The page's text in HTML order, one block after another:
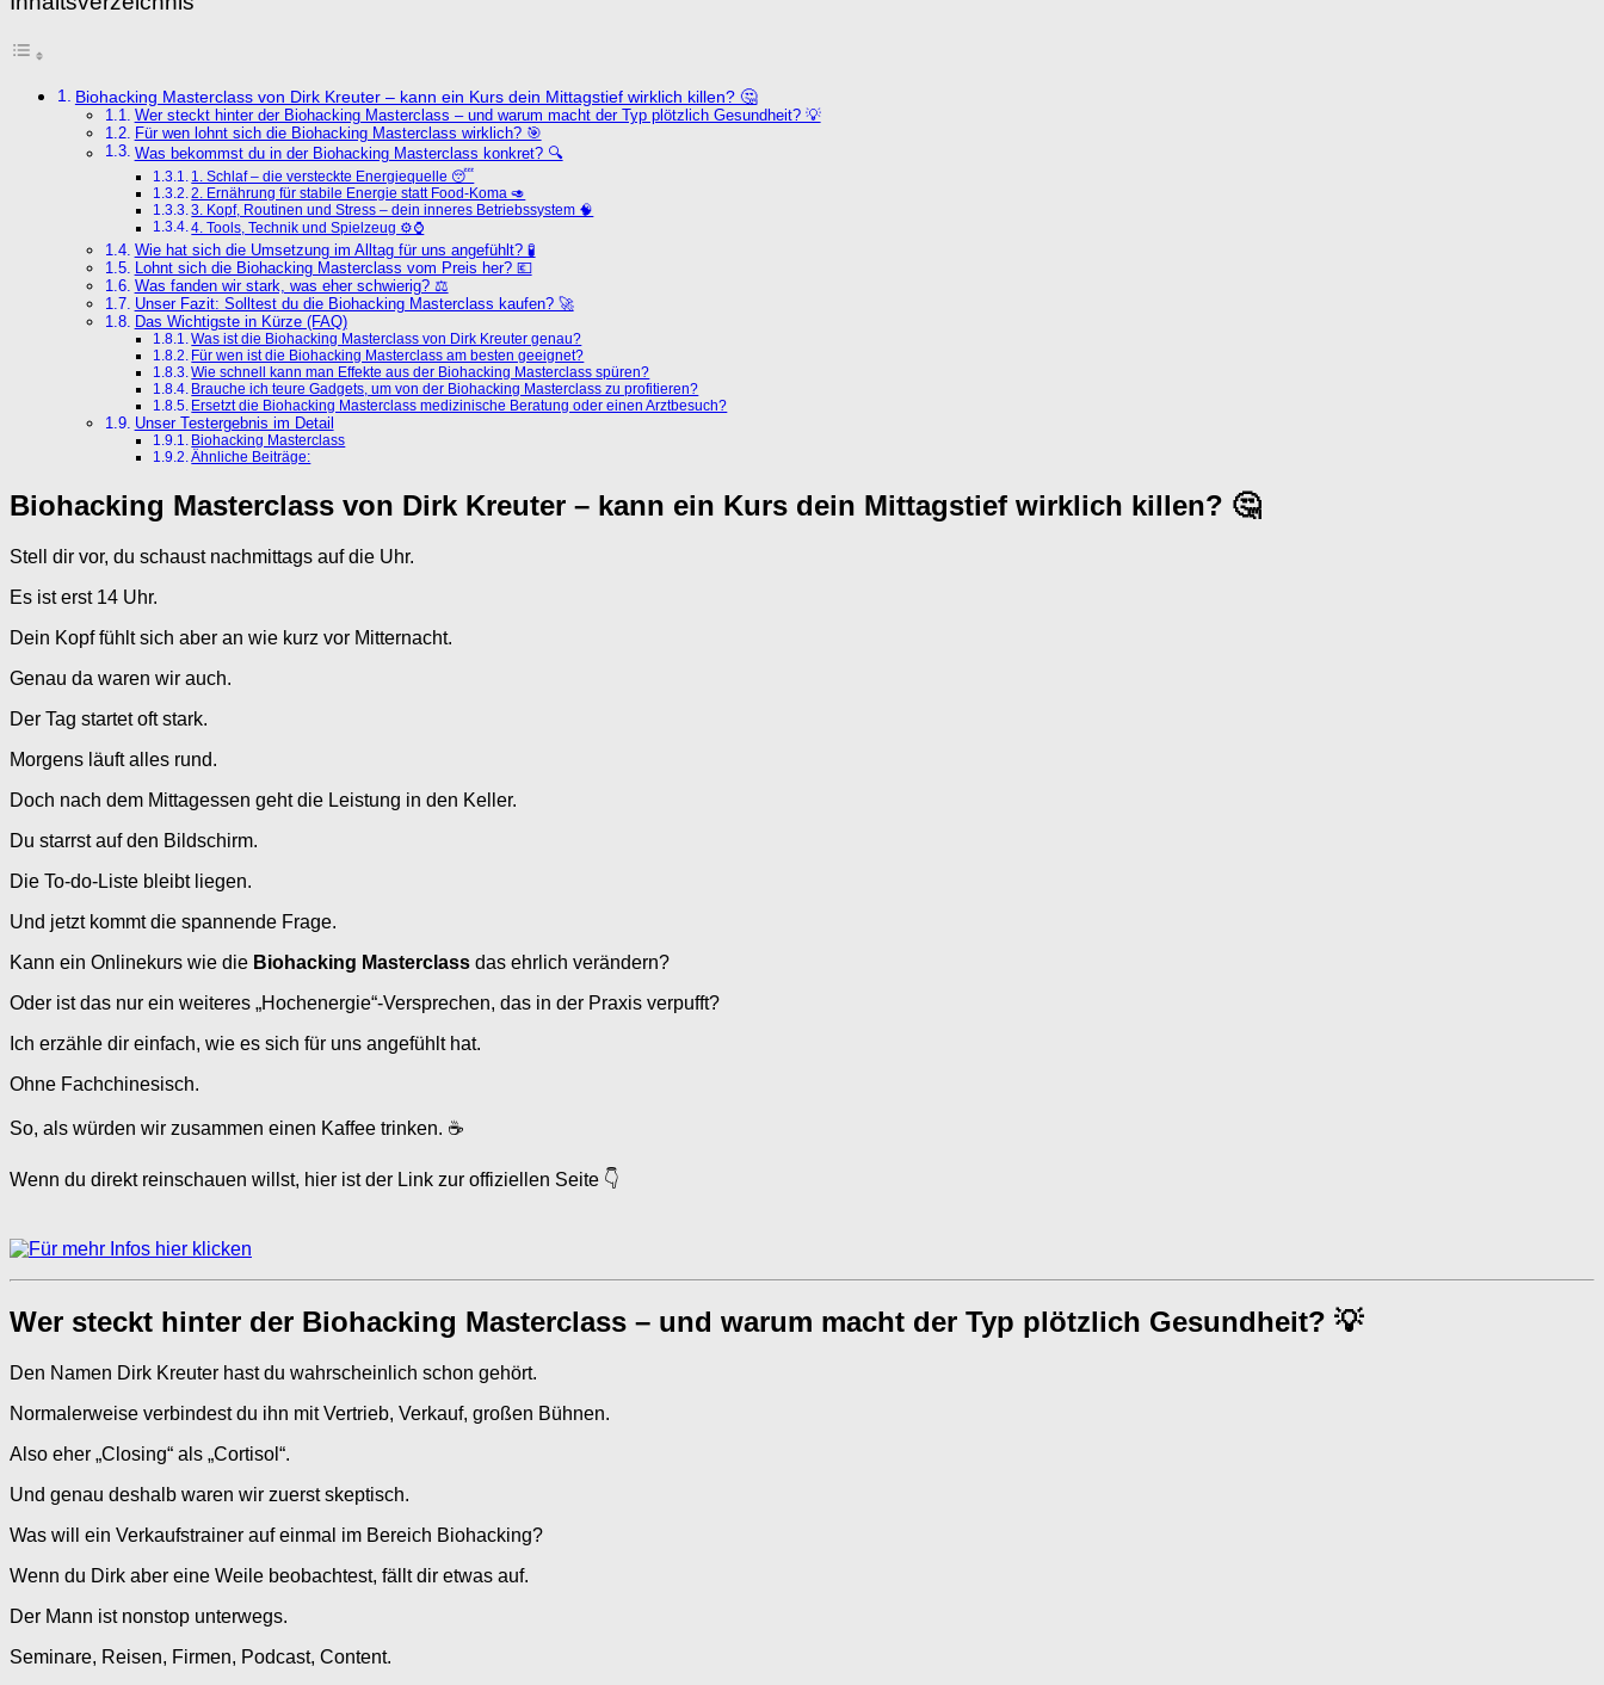
Biohacking Masterclass von Dirk Kreuter – kann ein Kurs dein Mittagstief wirklich killen? 🤔
Wer steckt hinter der Biohacking Masterclass – und warum macht der Typ plötzlich Gesundheit? 💡
Für wen lohnt sich die Biohacking Masterclass wirklich? 🎯
Was bekommst du in der Biohacking Masterclass konkret? 🔍
1. Schlaf – die versteckte Energiequelle 😴
2. Ernährung für stabile Energie statt Food-Koma 🥑
3. Kopf, Routinen und Stress – dein inneres Betriebssystem 🧠
4. Tools, Technik und Spielzeug ⚙️⌚
Wie hat sich die Umsetzung im Alltag für uns angefühlt? 🧪
Lohnt sich die Biohacking Masterclass vom Preis her? 💶
Was fanden wir stark, was eher schwierig? ⚖️
Unser Fazit: Solltest du die Biohacking Masterclass kaufen? 🚀
Das Wichtigste in Kürze (FAQ)
Was ist die Biohacking Masterclass von Dirk Kreuter genau?
Für wen ist die Biohacking Masterclass am besten geeignet?
Wie schnell kann man Effekte aus der Biohacking Masterclass spüren?
Brauche ich teure Gadgets, um von der Biohacking Masterclass zu profitieren?
Ersetzt die Biohacking Masterclass medizinische Beratung oder einen Arztbesuch?
Unser Testergebnis im Detail
Biohacking Masterclass
Ähnliche Beiträge:
Biohacking Masterclass von Dirk Kreuter – kann ein Kurs dein Mittagstief wirklich killen? 🤔
Stell dir vor, du schaust nachmittags auf die Uhr.
Es ist erst 14 Uhr.
Dein Kopf fühlt sich aber an wie kurz vor Mitternacht.
Genau da waren wir auch.
Der Tag startet oft stark.
Morgens läuft alles rund.
Doch nach dem Mittagessen geht die Leistung in den Keller.
Du starrst auf den Bildschirm.
Die To-do-Liste bleibt liegen.
Und jetzt kommt die spannende Frage.
Kann ein Onlinekurs wie die Biohacking Masterclass das ehrlich verändern?
Oder ist das nur ein weiteres „Hochenergie“-Versprechen, das in der Praxis verpufft?
Ich erzähle dir einfach, wie es sich für uns angefühlt hat.
Ohne Fachchinesisch.
So, als würden wir zusammen einen Kaffee trinken. ☕
Wenn du direkt reinschauen willst, hier ist der Link zur offiziellen Seite 👇
Wer steckt hinter der Biohacking Masterclass – und warum macht der Typ plötzlich Gesundheit? 💡
Den Namen Dirk Kreuter hast du wahrscheinlich schon gehört.
Normalerweise verbindest du ihn mit Vertrieb, Verkauf, großen Bühnen.
Also eher „Closing“ als „Cortisol“.
Und genau deshalb waren wir zuerst skeptisch.
Was will ein Verkaufstrainer auf einmal im Bereich Biohacking?
Wenn du Dirk aber eine Weile beobachtest, fällt dir etwas auf.
Der Mann ist nonstop unterwegs.
Seminare, Reisen, Firmen, Podcast, Content.